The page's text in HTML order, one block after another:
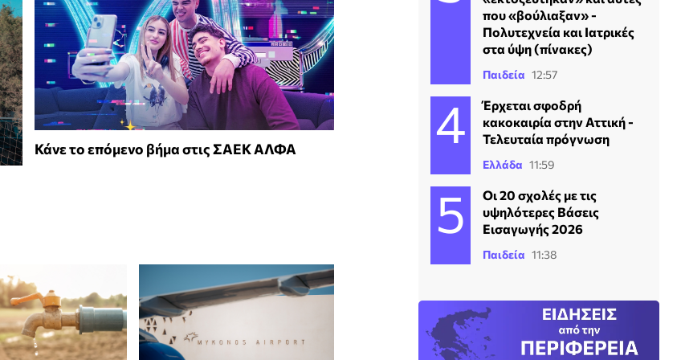
Κάνε το επόμενο βήμα στις ΣΑΕΚ ΑΛΦΑ
που «βούλιαξαν» -
Πολυτεχνεία και Ιατρικές
στα ύψη (πίνακες)
Παιδεία 12:57
Έρχεται σφοδρή
κακοκαιρία στην Αττική -
Τελευταία πρόγνωση
Ελλάδα 11:59
Οι 20 σχολές με τις
υψηλότερες Βάσεις
Εισαγωγής 2026
Παιδεία 11:38